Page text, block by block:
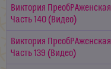
Виктория
Часть 140 (Видео)
Виктория
Часть 139 (Видео)